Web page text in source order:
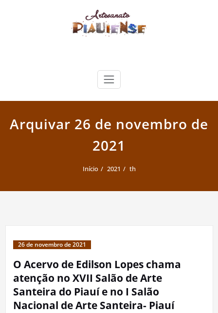
Artesanato Piauiense
Arquivar 26 de novembro de
2021
Início 2021 th
26 de novembro de 2021
O Acervo de Edilson Lopes chama
atenção no XVII Salão de Arte
Santeira do Piauí e no I Salão
Nacional de Arte Santeira- Piauí